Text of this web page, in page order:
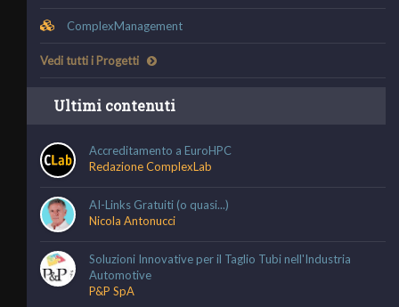
ComplexManagement
Vedi tutti i Progetti
Ultimi contenuti
Accreditamento a EuroHPC
Redazione ComplexLab
AI-Links Gratuiti (o quasi...)
Nicola Antonucci
Soluzioni Innovative per il Taglio Tubi nell'Industria
Automotive
P&P SpA